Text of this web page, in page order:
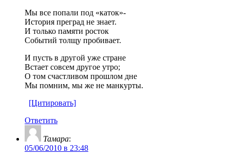
Мы все попали под «каток»-
История преград не знает.
И только памяти росток
Событий толщу пробивает.
И пусть в другой уже стране
Встает совсем другое утро;
О том счастливом прошлом дне
Мы помним, мы же не манкурты.
[Цитировать]
Ответить
Тамара:
05/06/2010 в 23:48